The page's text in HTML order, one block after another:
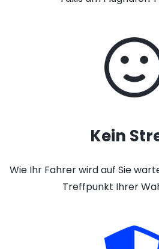
Kein
Wie Ihr Fahrer wird auf Sie
Treffpunkt Ihrer